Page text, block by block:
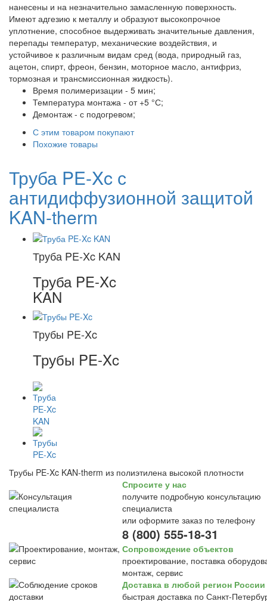
нанесены и на незначительно замасленную поверхность.
Имеют адгезию к металлу и образуют высокопрочное
уплотнение, способное выдерживать значительные давления,
перепады температур, механические воздействия, и
устойчивое к различным видам сред (вода, природный газ,
ацетон, спирт, фреон, бензин, моторное масло, антифриз,
тормозная и трансмиссионная жидкость).
Время полимеризации - 5 мин;
Температура монтажа - от +5 °С;
Демонтаж - с подогревом;
С этим товаром покупают
Похожие товары
Труба PE-Xc с
антидиффузионной защитой
KAN-therm
Труба PE-Xc KAN
Труба PE-Xc
KAN
Трубы PE-Xc
Трубы PE-Xc
Трубы PE-Xc KAN-therm из полиэтилена высокой плотности
Спросите у нас
получите подробную консультацию
специалиста
или оформите заказ по телефону
8 (800) 555-18-31
Сопровождение объектов
проектирование, поставка
монтаж, сервис
Доставка в любой регион России
быстрая доставка по Санкт-